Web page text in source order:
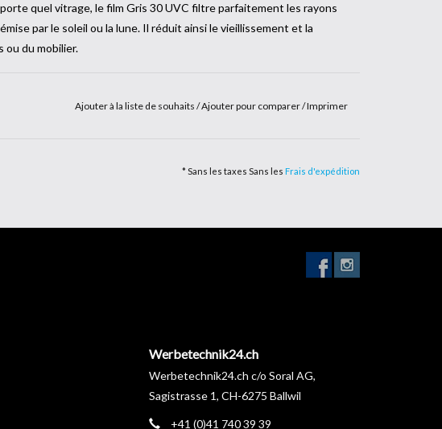
quel vitrage, le film Gris 30 UVC filtre parfaitement les rayons
par le soleil ou la lune. Il réduit ainsi le vieillissement et la
ou du mobilier.
Ajouter à la liste de souhaits /Ajouter pour comparer/Imprimer
* Sans les taxes Sans les Frais d'expédition
Werbetechnik24.ch
Werbetechnik24.ch c/o Soral AG,
Sagistrasse 1, CH-6275 Ballwil
+41 (0)41 740 39 39